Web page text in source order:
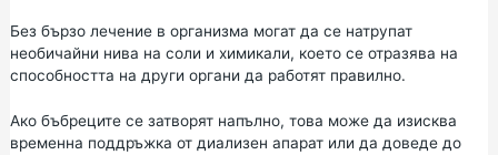
Без бързо лечение в организма могат да се натрупат
необичайни нива на соли и химикали, което се отразява на
способността на други органи да работят правилно.
Ако бъбреците се затворят напълно, това може да изисква
временна поддръжка от диализен апарат или да доведе до